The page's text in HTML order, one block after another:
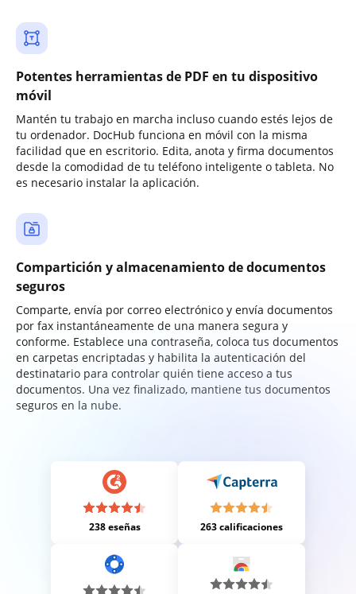
Potentes herramientas de PDF en tu dispositivo
móvil
Mantén tu trabajo en marcha incluso cuando estés lejos de
tu ordenador. DocHub funciona en móvil con la misma
facilidad que en escritorio. Edita, anota y firma documentos
desde la comodidad de tu teléfono inteligente o tableta. No
es necesario instalar la aplicación.
Compartición y almacenamiento de documentos
seguros
Comparte, envía por correo electrónico y envía documentos
por fax instantáneamente de una manera segura y
conforme. Establece una contraseña, coloca tus documentos
en carpetas encriptadas y habilita la autenticación del
destinatario para controlar quién tiene acceso a tus
documentos. Una vez finalizado, mantiene tus documentos
seguros en la nube.
238 eseñas 263 calificaciones